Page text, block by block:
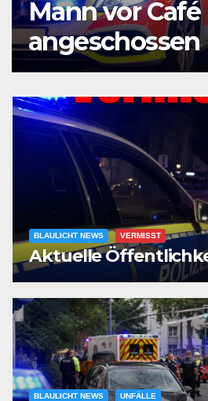
BLAULICHT NEWS VERMISST
Aktuelle
BLAULICHT NEWS UNFÄLLE